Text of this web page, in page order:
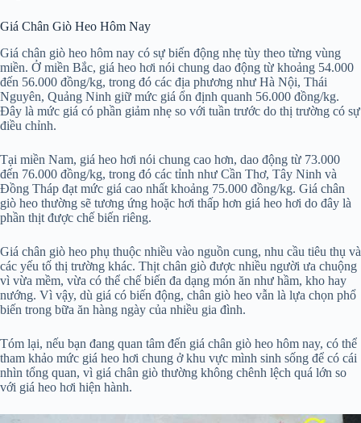
Giá Chân Giò Heo Hôm Nay
Giá chân giò heo hôm nay có sự biến động nhẹ tùy theo từng vùng
miền. Ở miền Bắc, giá heo hơi nói chung dao động từ khoảng 54.000
đến 56.000 đồng/kg, trong đó các địa phương như Hà Nội, Thái
Nguyên, Quảng Ninh giữ mức giá ổn định quanh 56.000 đồng/kg.
Đây là mức giá có phần giảm nhẹ so với tuần trước do thị trường có sự
điều chỉnh.
Tại miền Nam, giá heo hơi nói chung cao hơn, dao động từ 73.000
đến 76.000 đồng/kg, trong đó các tỉnh như Cần Thơ, Tây Ninh và
Đồng Tháp đạt mức giá cao nhất khoảng 75.000 đồng/kg. Giá chân
giò heo thường sẽ tương ứng hoặc hơi thấp hơn giá heo hơi do đây là
phần thịt được chế biến riêng.
Giá chân giò heo phụ thuộc nhiều vào nguồn cung, nhu cầu tiêu thụ và
các yếu tố thị trường khác. Thịt chân giò được nhiều người ưa chuộng
vì vừa mềm, vừa có thể chế biến đa dạng món ăn như hầm, kho hay
nướng. Vì vậy, dù giá có biến động, chân giò heo vẫn là lựa chọn phổ
biến trong bữa ăn hàng ngày của nhiều gia đình.
Tóm lại, nếu bạn đang quan tâm đến giá chân giò heo hôm nay, có thể
tham khảo mức giá heo hơi chung ở khu vực mình sinh sống để có cái
nhìn tổng quan, vì giá chân giò thường không chênh lệch quá lớn so
với giá heo hơi hiện hành.